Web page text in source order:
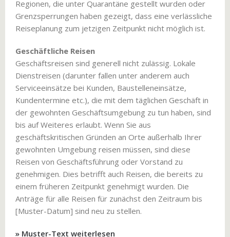
Regionen, die unter Quarantäne gestellt wurden oder
Grenzsperrungen haben gezeigt, dass eine verlässliche
Reiseplanung zum jetzigen Zeitpunkt nicht möglich ist.
Geschäftliche Reisen
Geschäftsreisen sind generell nicht zulässig. Lokale
Dienstreisen (darunter fallen unter anderem auch
Serviceeinsätze bei Kunden, Baustelleneinsätze,
Kundentermine etc.), die mit dem täglichen Geschäft in
der gewohnten Geschäftsumgebung zu tun haben, sind
bis auf Weiteres erlaubt. Wenn Sie aus
geschäftskritischen Gründen an Orte außerhalb Ihrer
gewohnten Umgebung reisen müssen, sind diese
Reisen von Geschäftsführung oder Vorstand zu
genehmigen. Dies betrifft auch Reisen, die bereits zu
einem früheren Zeitpunkt genehmigt wurden. Die
Anträge für alle Reisen für zunächst den Zeitraum bis
[Muster-Datum] sind neu zu stellen.
» Muster-Text weiterlesen